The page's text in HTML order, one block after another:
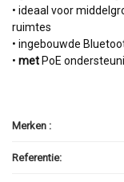
• ideaal voor
ruimtes
• ingebouwde
• metPoE
Merken :
Referentie: